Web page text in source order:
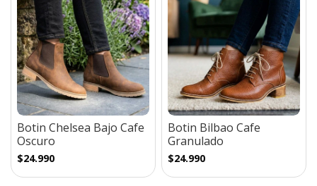
Botin Chelsea Bajo Cafe
Oscuro
$24.990
Botin Bilbao Cafe
Granulado
$24.990